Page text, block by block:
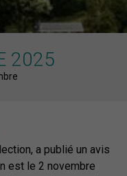
2025
a publié un avis
est le 2 novembre